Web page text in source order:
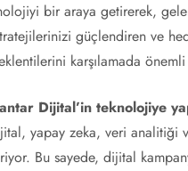
bir araya getirerek,
güçlendiren ve
karşılamada
Dijital’in teknolojiye
yapay zeka, veri analitiği
Bu sayede, dijital